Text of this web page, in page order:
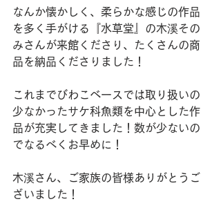
なんか懐かしく、柔らかな感じの作品
を多く手がける『水草堂』の木溪その
みさんが来館くださり、たくさんの商
品を納品くださりました！
これまでびわこベースでは取り扱いの
少なかったサケ科魚類を中心とした作
品が充実してきました！数が少ないの
でなるべくお早めに！
木溪さん、ご家族の皆様ありがとうご
ざいました！